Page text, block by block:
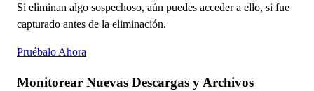
Si eliminan algo sospechoso, aún puedes acceder a ello, si fue
capturado antes de la eliminación.
Pruébalo Ahora
Monitorear Nuevas Descargas y Archivos